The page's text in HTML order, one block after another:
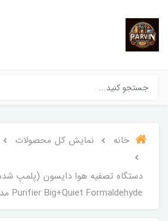
خانه نمایش کل محصولات
Purifier Big+Quiet Formaldehyde مدل BP04